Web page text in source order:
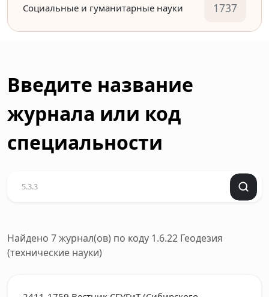
Социальные и гуманитарные науки 1737
Введите название
журнала или код
специальности
Найдено 7 журнал(ов) по коду 1.6.22 Геодезия
(технические науки)